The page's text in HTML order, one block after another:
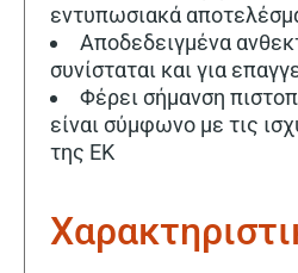
εντυπωσιακά
Αποδεδειγμένα
συνίσταται και για
Φέρει σήμανση
είναι σύμφωνο με τις
της ΕΚ